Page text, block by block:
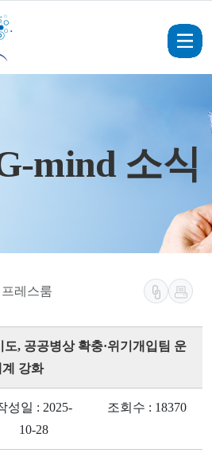
mind 소식
프레스룸
, 공공병상 확충·위기개입팀 운
강화
성일 : 2025-
10-28
조회수 : 18370